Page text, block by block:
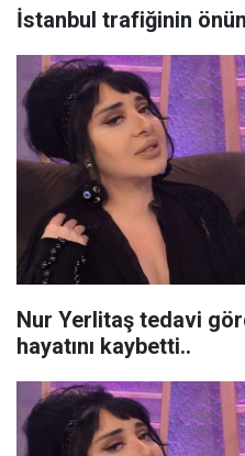
İstanbul trafiğinin
Nur Yerlitaş tedavi
hayatını kaybetti..